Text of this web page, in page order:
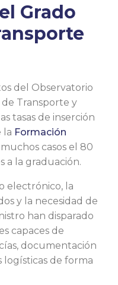
Grado
del Observatorio
de Transporte y
tasas de inserción
la Formación
casos el 80
a la graduación.
electrónico, la
y la necesidad de
han disparado
capaces de
documentación
logísticas de forma